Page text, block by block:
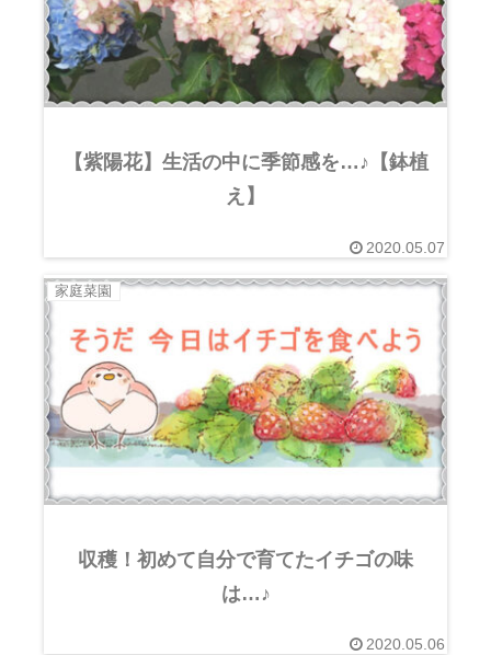
【紫陽花】生活の中に季節感を…♪【鉢植
え】
2020.05.07
家庭菜園
収穫！初めて自分で育てたイチゴの味
は…♪
2020.05.06